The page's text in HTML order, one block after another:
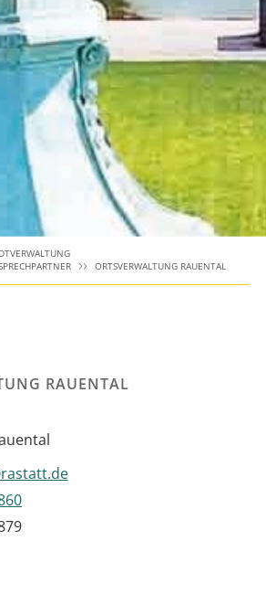
ORTSVERWALTUNG RAUENTAL
RAUENTAL